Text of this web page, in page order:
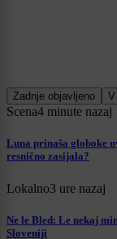
Zadnje objavljeno
Scena4 minute nazaj
Luna prinaša globoke
resnično zasijala?
Lokalno3 ure nazaj
Ne le Bled: Le nekaj
Sloveniji